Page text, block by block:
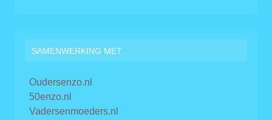
SAMENWERKING MET
Oudersenzo.nl
50enzo.nl
Vadersenmoeders.nl